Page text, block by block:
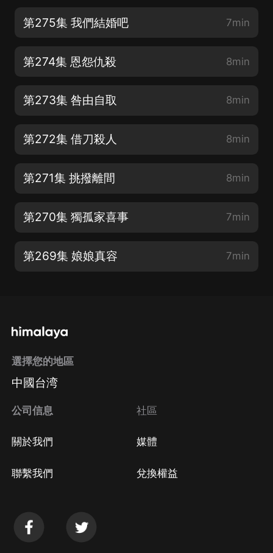
第275集 我們結婚吧 7min
第274集 恩怨仇殺 8min
第273集 咎由自取 8min
第272集 借刀殺人 8min
第271集 挑撥離間 8min
第270集 獨孤家喜事 7min
第269集 娘娘真容 7min
選擇您的地區
中國台湾
公司信息
關於我們
聯繫我們
社區
媒體
兌換權益